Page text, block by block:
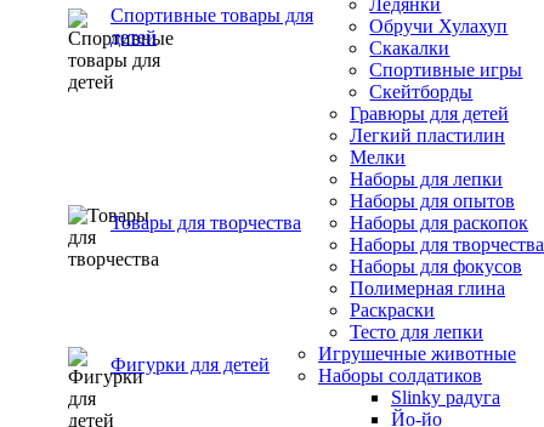
Спортивные товары для
детей
Ледянки
Обручи Хулахуп
Скакалки
Спортивные игры
Скейтборды
Товары для творчества
Гравюры для детей
Легкий пластилин
Мелки
Наборы для лепки
Наборы для опытов
Наборы для раскопок
Наборы для творчества
Наборы для фокусов
Полимерная глина
Раскраски
Тесто для лепки
Фигурки для детей
Игрушечные животные
Наборы солдатиков
Slinky радуга
Йо-йо